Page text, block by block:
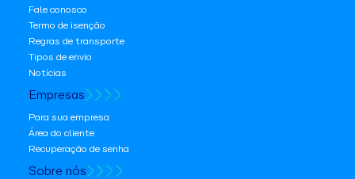
Fale conosco
Termo de isenção
Regras de transporte
Tipos de envio
Notícias
Empresas
Para sua empresa
Área do cliente
Recuperação de senha
Sobre nós